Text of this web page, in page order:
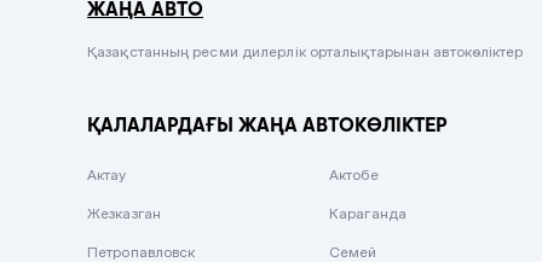
Сиреневый металлик
Вишневый
ЖАҢА АВТО
Қазақстанның ресми дилерлік орталықтарынан автокөліктер
ҚАЛАЛАРДАҒЫ ЖАҢА АВТОКӨЛІКТЕР
Актау Актобе
Жезказган Караганда
Петропавловск Семей